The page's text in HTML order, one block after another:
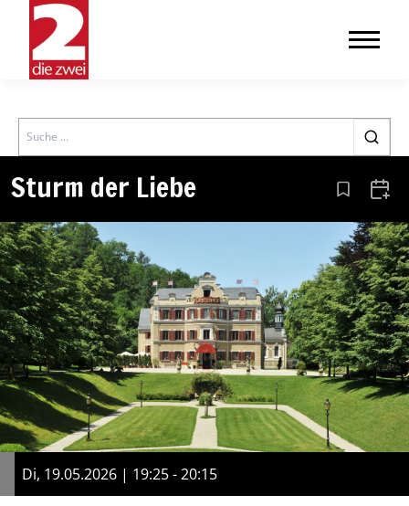
Search
Sturm der Liebe Aus den
Di, 19.05.2026 | 19:25 - 20:15